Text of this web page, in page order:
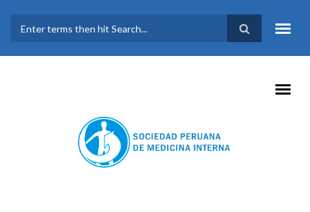
FORMULARIO DE
BÚSQUEDA